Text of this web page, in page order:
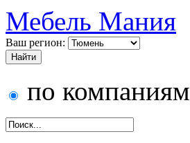
Мебель Мания
Ваш регион:
по компаниям